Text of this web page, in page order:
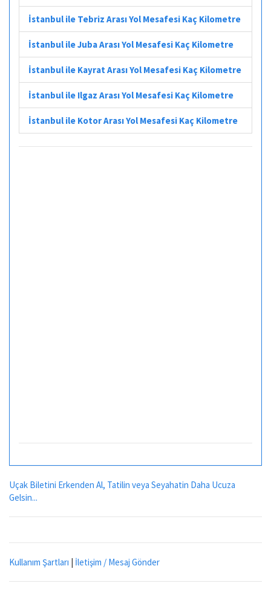
İstanbul ile Tebriz Arası Yol Mesafesi Kaç Kilometre
İstanbul ile Juba Arası Yol Mesafesi Kaç Kilometre
İstanbul ile Kayrat Arası Yol Mesafesi Kaç Kilometre
İstanbul ile Ilgaz Arası Yol Mesafesi Kaç Kilometre
İstanbul ile Kotor Arası Yol Mesafesi Kaç Kilometre
Uçak Biletini Erkenden Al, Tatilin veya Seyahatin Daha Ucuza
Gelsin...
Kullanım Şartları | İletişim / Mesaj Gönder